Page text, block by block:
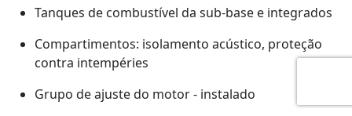
Tanques de combustível da sub-base e integrados
Compartimentos: isolamento acústico, proteção
contra intempéries
Grupo de ajuste do motor - instalado